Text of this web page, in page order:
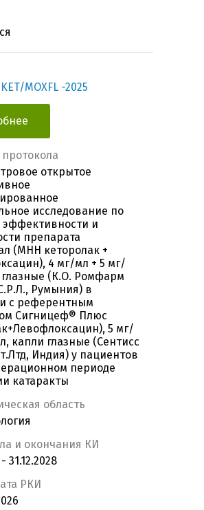
MOXFL -2025
открытое
исследование по
эффективности и
препарата
(МНН кеторолак +
4 мг/мл + 5 мг/
(К.О. Ромфарм
Румыния) в
с референтным
Сигницеф® Плюс
5 мг/
капли глазные (Сентисс
Индия) у пациентов
периоде
катаракты
область
и окончания КИ
31.12.2028
РКИ